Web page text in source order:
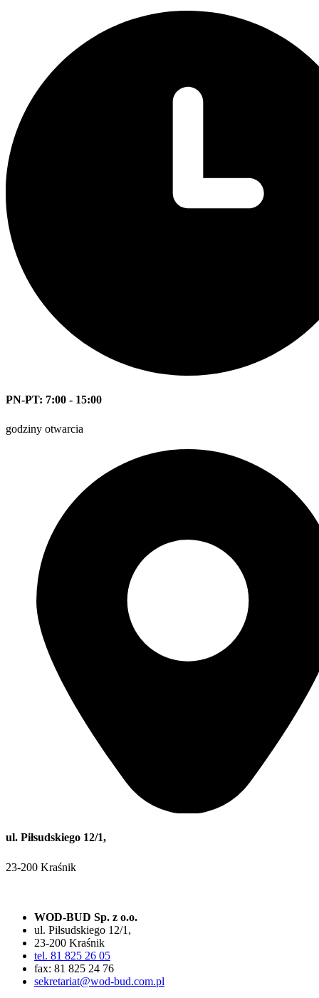
PN-PT: 7:00 - 15:00
godziny otwarcia
ul. Piłsudskiego 12/1,
23-200 Kraśnik
WOD-BUD Sp. z o.o.
ul. Piłsudskiego 12/1,
23-200 Kraśnik
tel. 81 825 26 05
fax: 81 825 24 76
sekretariat@wod-bud.com.pl